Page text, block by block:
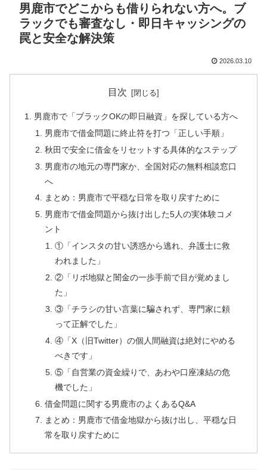
男鹿市でどこからも借りられない方へ。ブ
ラックでも審査なし・即日キャッシングの
罠と安全な解決策
2026.03.10
目次
男鹿市で「ブラックOKの即日融資」を探している方へ
男鹿市で借金問題に終止符を打つ「正しい手順」
秋田で安全に借金をリセットする具体的なステップ
男鹿市の地元の専門家か、全国対応の無料相談窓口
へ
まとめ：男鹿市で平穏な日常を取り戻すために
男鹿市で借金問題から抜け出した5人の実体験コメ
ント
①「インスタの甘い誘惑から逃れ、弁護士に救
われました」
②「リボ地獄と闇金の一歩手前で目が覚めまし
た」
③「チラシの甘い言葉に騙されず、専門家に頼
って正解でした」
④「X（旧Twitter）の個人間融資は絶対にやめる
べきです」
⑤「自営業の資金繰りで、あわや口座凍結の危
機でした」
借金問題に関する男鹿市のよくあるQ&A
まとめ：男鹿市で借金地獄から抜け出し、平穏な日
常を取り戻すために